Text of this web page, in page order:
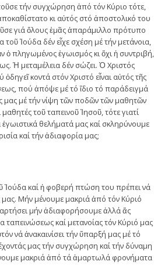
τήν συγχώρηση ἀπό τόν Κύριο τότε,
κι αὐτός στό ἀποστολικό του
γιά ὅλους ἐμᾶς ἀπαράμιλλο πρότυπο
τοῦ Ἰούδα δέν εἶχε σχέση μέ τήν μετάνοια,
ὁ πληγωμένος ἐγωισμός κι ὄχι ἡ συντριβή,
Ἡ μεταμέλεια δέν σώζει. Ὁ Χριστός
κοντά στόν Χριστό εἶναι αὐτός τῆς
πού ἀπόψε μέ τό ἴδιο τό παράδειγμά
μας μέ τήν νίψη τῶν ποδῶν τῶν μαθητῶν
τοῦ ταπεινοῦ Ἰησοῦ, τότε γιατί
θελήματά μας καί σκληρύνουμε
καί τήν ἀδιαφορία μας;
Ἰούδα καί ἡ φοβερή πτώση του πρέπει νά
μας. Μήν μένουμε μακριά ἀπό τόν Κύριό
μήν ἀδιαφορήσουμε ἀλλά ἄς
καί μετανοίας τόν Κύριό μας
νά ἀνακαινίσει τήν ὕπαρξή μας μέ τό
μας τήν συγχώρηση καί τήν δύναμη
μακριά ἀπό τά ἁμαρτωλά φρονήματα